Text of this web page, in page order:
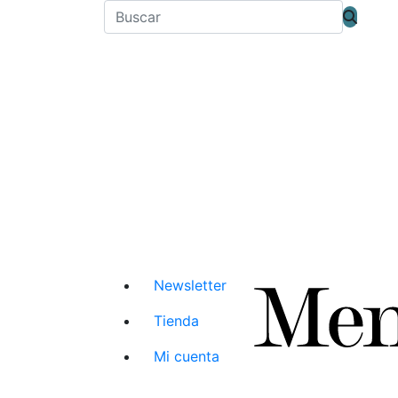
Newsletter
Tienda
Mi cuenta